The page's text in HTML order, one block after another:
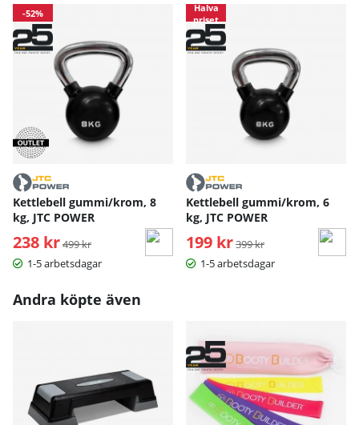
-52%
Kettlebell gummi/krom, 8
kg, JTC POWER
238 kr Ordinarie pris:
499 kr
1-5 arbetsdagar
Halva
priset
Kettlebell gummi/krom, 6
kg, JTC POWER
199 kr Ordinarie pris:
399 kr
1-5 arbetsdagar
Andra köpte även